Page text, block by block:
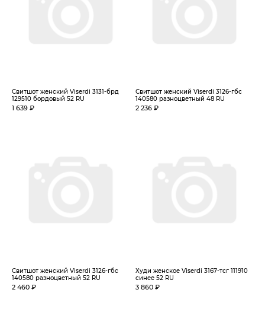
Свитшот женский Viserdi 3131-брд
129510 бордовый 52 RU
1 639 ₽
Свитшот женский Viserdi 3126-гбс
140580 разноцветный 48 RU
2 236 ₽
Свитшот женский Viserdi 3126-гбс
140580 разноцветный 52 RU
2 460 ₽
Худи женское Viserdi 3167-тсг 111910
синее 52 RU
3 860 ₽